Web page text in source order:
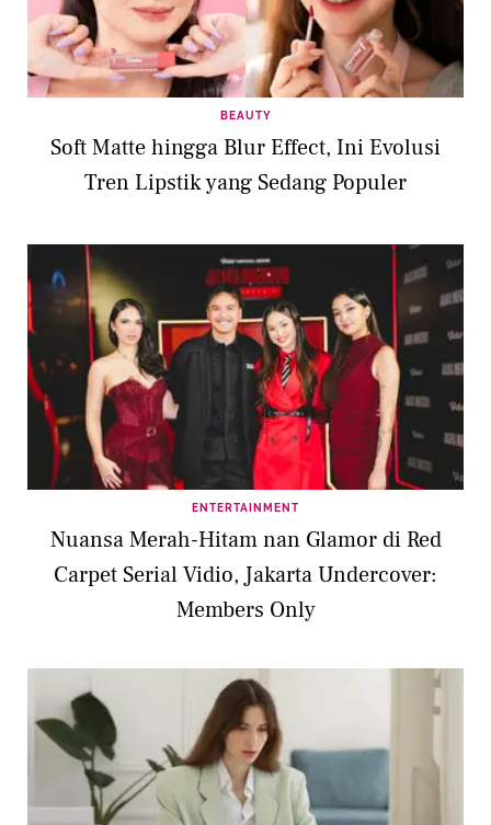
BEAUTY
Soft Matte hingga Blur Effect, Ini Evolusi
Tren Lipstik yang Sedang Populer
ENTERTAINMENT
Nuansa Merah-Hitam nan Glamor di Red
Carpet Serial Vidio, Jakarta Undercover:
Members Only